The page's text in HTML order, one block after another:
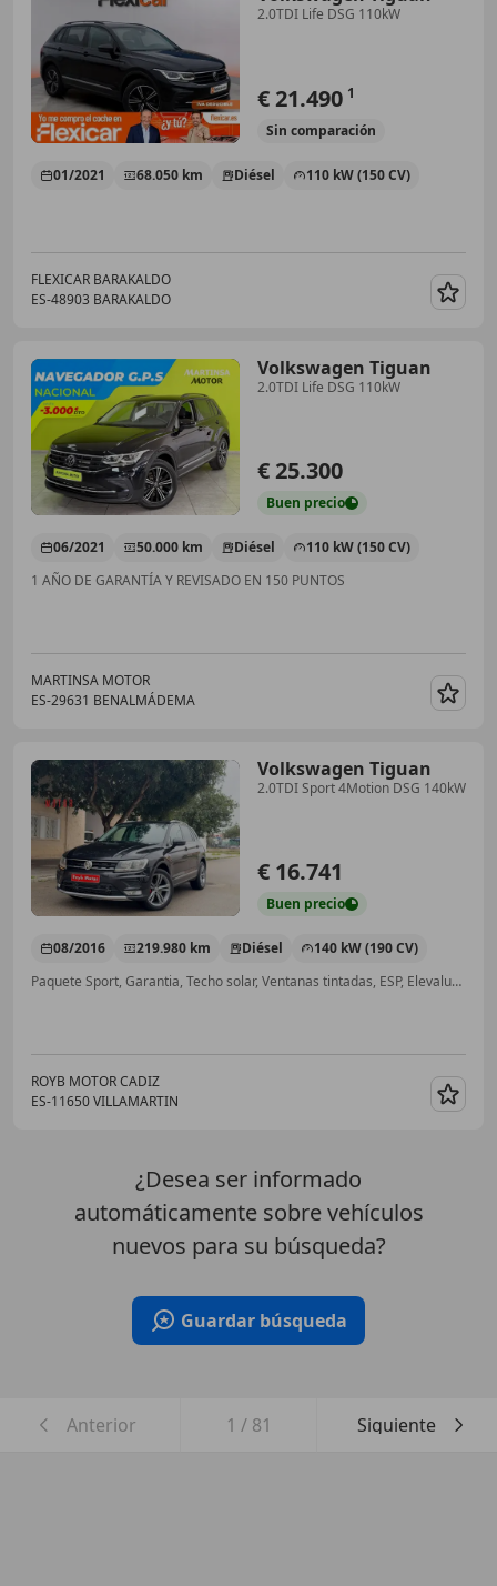
2.0TDI Life DSG 110kW
€ 21.490 1
Sin comparación
01/2021 68.050 km Diésel 110 kW (150 CV)
FLEXICAR BARAKALDO
ES-48903 BARAKALDO
Volkswagen Tiguan
2.0TDI Life DSG 110kW
€ 25.300
Buen precio
06/2021 50.000 km Diésel
110 kW (150 CV)
1 AÑO DE GARANTÍA Y REVISADO EN 150 PUNTOS
MARTINSA MOTOR
ES-29631 BENALMÁDEMA
Volkswagen Tiguan
2.0TDI Sport 4Motion DSG 140kW
€ 16.741
Buen precio
08/2016 219.980 km Diésel
140 kW (190 CV)
Paquete Sport, Garantia, Techo solar, Ventanas tintadas, ESP, Elevalunas eléctrico
ROYB MOTOR CADIZ
ES-11650 VILLAMARTIN
¿Desea ser informado
automáticamente sobre vehículos
nuevos para su búsqueda?
Guardar búsqueda
Anterior 1 / 81 Siguiente